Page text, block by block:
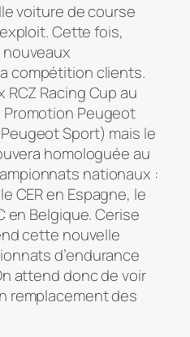
voiture de course
Cette fois,
nouveaux
compétition clients.
Racing Cup au
Peugeot
Sport) mais le
homologuée au
nationaux :
CER en Espagne, le
en Belgique. Cerise
cette nouvelle
d’endurance
attend donc de voir
remplacement des